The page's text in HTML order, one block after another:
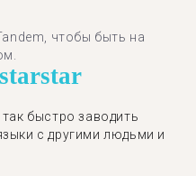
чтобы быть на
star
быстро заводить
с другими людьми и